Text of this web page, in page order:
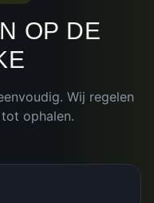
OP DE
Wij regelen
ophalen.